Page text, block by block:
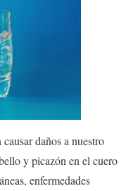
causar daños a nuestro
y picazón en el cuero
enfermedades